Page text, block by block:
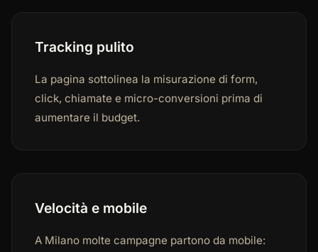
Tracking pulito
La pagina sottolinea la misurazione di form,
click, chiamate e micro-conversioni prima di
aumentare il budget.
Velocità e mobile
A Milano molte campagne partono da mobile: